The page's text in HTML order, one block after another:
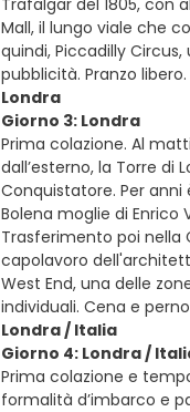
Trafalgar del 1805, con
Mall, il lungo viale che
quindi, Piccadilly
pubblicità. Pranzo
Londra
Giorno 3: Londra
Prima colazione. Al
dall’esterno, la Torre di
Conquistatore. Per
Bolena moglie di Enrico
Trasferimento poi nella
capolavoro
West End, una delle
individuali. Cena e
Londra / Italia
Giorno 4: Londra /
Prima colazione e
formalità d’imbarco e